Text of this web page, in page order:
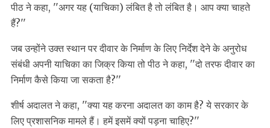
पीठ ने कहा, ''अगर यह (याचिका) लंबित है तो लंबित है। आप क्या चाहते
हैं?''
जब उन्होंने उक्त स्थान पर दीवार के निर्माण के लिए निर्देश देने के अनुरोध
संबंधी अपनी याचिका का जिक्र किया तो पीठ ने कहा, ''दो तरफ दीवार का
निर्माण कैसे किया जा सकता है?''
शीर्ष अदालत ने कहा, ''क्या यह करना अदालत का काम है? ये सरकार के
लिए प्रशासनिक मामले हैं। हमें इसमें क्यों पड़ना चाहिए?''